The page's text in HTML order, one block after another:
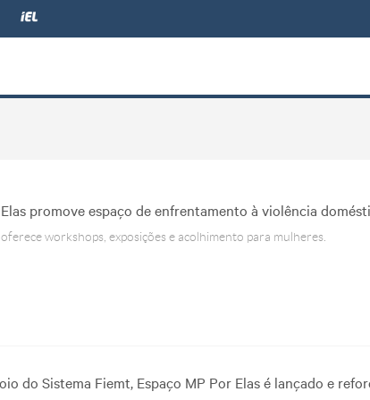
promove espaço de enfrentamento à violência
workshops, exposições e acolhimento para mulheres.
do Sistema Fiemt, Espaço MP Por Elas é lançado e